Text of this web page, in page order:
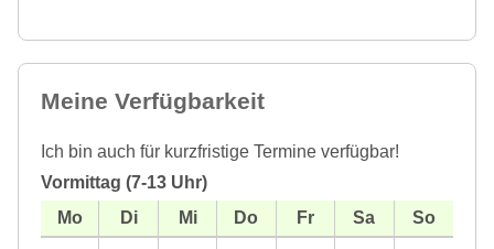
Meine Verfügbarkeit
Ich bin auch für kurzfristige Termine verfügbar!
Vormittag (7-13 Uhr)